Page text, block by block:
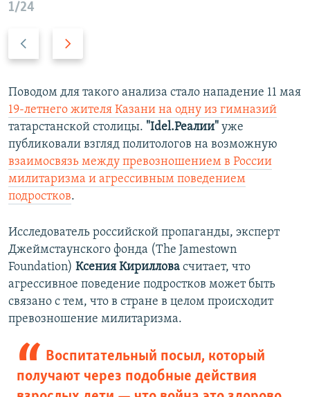
1/24
д
ы
д
у
щ
и
й
л
а
й
д
д
у
ю
щ
и
й
с
а
й
д
Поводом для такого анализа стало нападение 11 мая
19-летнего жителя Казани на одну из гимназий
татарстанской столицы. "Idel.Реалии" уже
публиковали взгляд политологов на возможную
взаимосвязь между превозношением в России
милитаризма и агрессивным поведением
подростков.
Исследователь российской пропаганды, эксперт
Джеймстаунского фонда (The Jamestown
Foundation) Ксения Кириллова считает, что
агрессивное поведение подростков может быть
связано с тем, что в стране в целом происходит
превозношение милитаризма.
Воспитательный посыл, который
получают через подобные действия